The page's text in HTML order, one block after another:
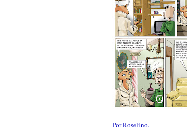
Por Roselino.